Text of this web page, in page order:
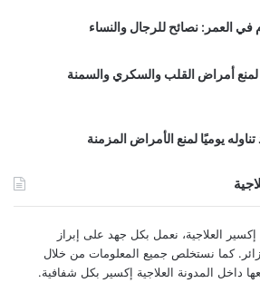
في العمر: نصائح للرجال والنساء
لمنع أمراض القلب والسكري والسمنة
يوميًا لمنع الأمراض المزمنة
العلاجية، نعمل بكل جهد على إبراز
كما نستخلص جميع المعلومات من خلال
داخل المدونة العلاجية إكسير بكل شفافية.